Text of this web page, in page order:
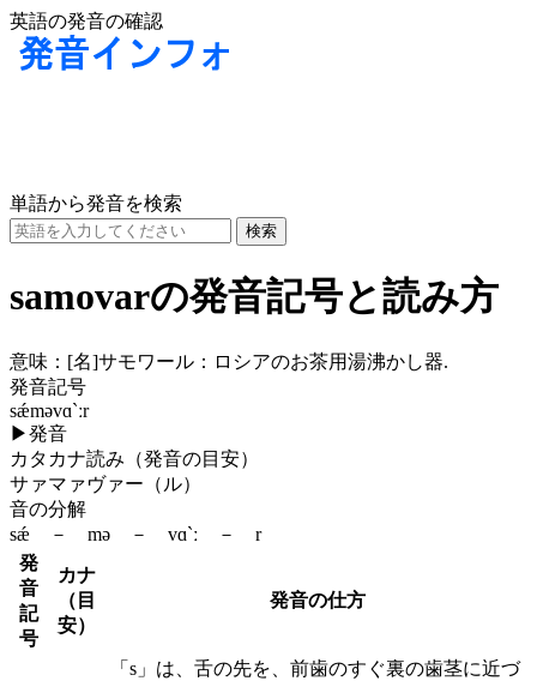
英語の発音の確認
単語から発音を検索
samovarの発音記号と読み方
意味： [名]サモワール：ロシアのお茶用湯沸かし器.
発音記号
sǽməvɑ`ːr
▶発音
カタカナ読み（発音の目安）
サァマァヴァー（ル）
音の分解
sǽ － mə － vɑ`ː － r
発
音
記
号
カナ
（目
安）
発音の仕方
「s」は、舌の先を、前歯のすぐ裏の歯茎に近づ